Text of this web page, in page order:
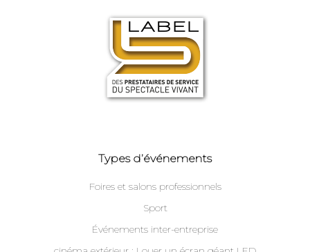
Types d’événements
Foires et salons professionnels
Sport
Événements inter-entreprise